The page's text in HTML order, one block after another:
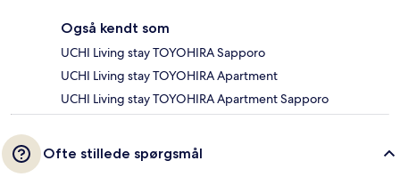
Også kendt som
UCHI Living stay TOYOHIRA Sapporo
UCHI Living stay TOYOHIRA Apartment
UCHI Living stay TOYOHIRA Apartment Sapporo
Ofte stillede spørgsmål